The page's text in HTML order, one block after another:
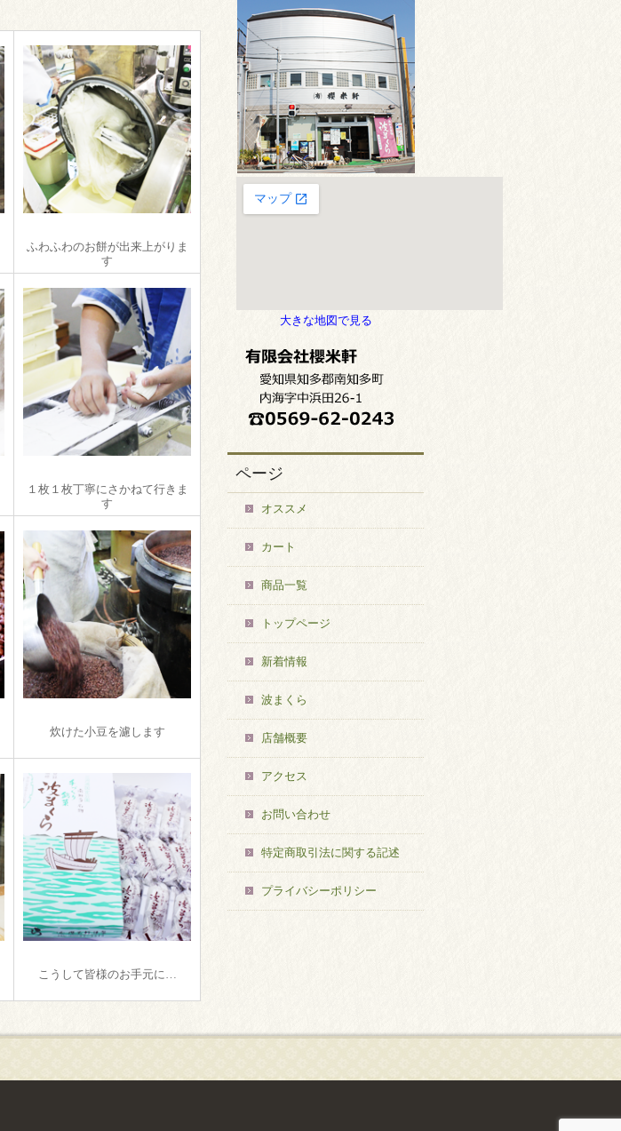
ふわふわのお餅が出来上がりま
す
１枚１枚丁寧にさかねて行きま
す
炊けた小豆を濾します
こうして皆様のお手元に…
大きな地図で見る
ページ
オススメ
カート
商品一覧
トップページ
新着情報
波まくら
店舗概要
アクセス
お問い合わせ
特定商取引法に関する記述
プライバシーポリシー